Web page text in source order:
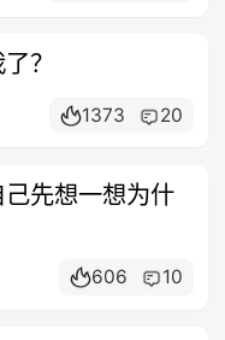
？
1373 20
先想一想为什
606 10